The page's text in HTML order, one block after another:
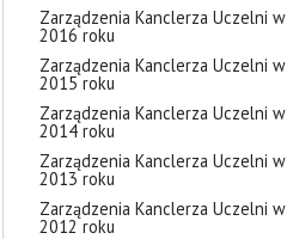
Zarządzenia Kanclerza Uczelni w
2016 roku
Zarządzenia Kanclerza Uczelni w
2015 roku
Zarządzenia Kanclerza Uczelni w
2014 roku
Zarządzenia Kanclerza Uczelni w
2013 roku
Zarządzenia Kanclerza Uczelni w
2012 roku